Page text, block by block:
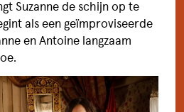
EVENTS
ZAAL HUREN
& FAQ
EN PARKEREN
Suzanne de schijn op te
als een geïmproviseerde
en Antoine langzaam